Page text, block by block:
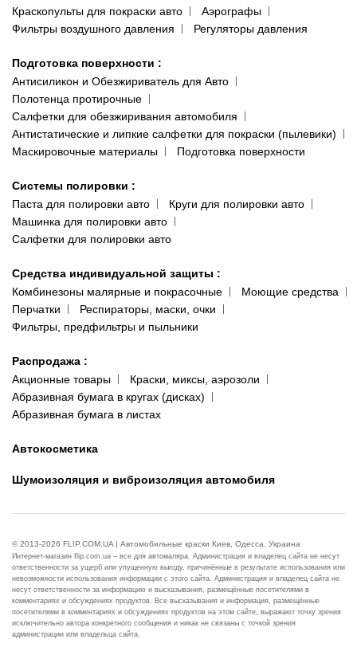
Краскопульты для покраски авто
Аэрографы
Фильтры воздушного давления
Регуляторы давления
Подготовка поверхности :
Антисиликон и Обезжириватель для Авто
Полотенца протирочные
Салфетки для обезжиривания автомобиля
Антистатические и липкие салфетки для покраски (пылевики)
Маскировочные материалы
Подготовка поверхности
Системы полировки :
Паста для полировки авто
Круги для полировки авто
Машинка для полировки авто
Салфетки для полировки авто
Средства индивидуальной защиты :
Комбинезоны малярные и покрасочные
Моющие средства
Перчатки
Респираторы, маски, очки
Фильтры, предфильтры и пыльники
Распродажа :
Акционные товары
Краски, миксы, аэрозоли
Абразивная бумага в кругах (дисках)
Абразивная бумага в листах
Автокосметика
Шумоизоляция и виброизоляция автомобиля
© 2013-2026 FLIP.COM.UA | Автомобильные краски Киев, Одесса, Украина
Интернет-магазин flip.com.ua – все для автомаляра. Администрация и владелец сайта не несут
ответственности за ущерб или упущенную выгоду, причинённые в результате использования или
невозможности использования информации с этого сайта. Администрация и владелец сайта не
несут ответственности за информацию и высказывания, размещённые посетителями в
комментариях и обсуждениях продуктов. Все высказывания и информация, размещённые
посетителями в комментариях и обсуждениях продуктов на этом сайте, выражают точку зрения
исключительно автора конкретного сообщения и никак не связаны с точкой зрения
администрации или владельца сайта.